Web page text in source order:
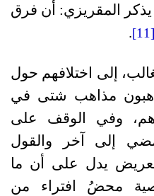
يذكر المقريزي: أن فرق
[11]
.
إلى اختلافهم حول
مذاهب شتى في
وفي الوقف على
إلى آخر والقول
العريض يدل على أن ما
محضُ افتراء من